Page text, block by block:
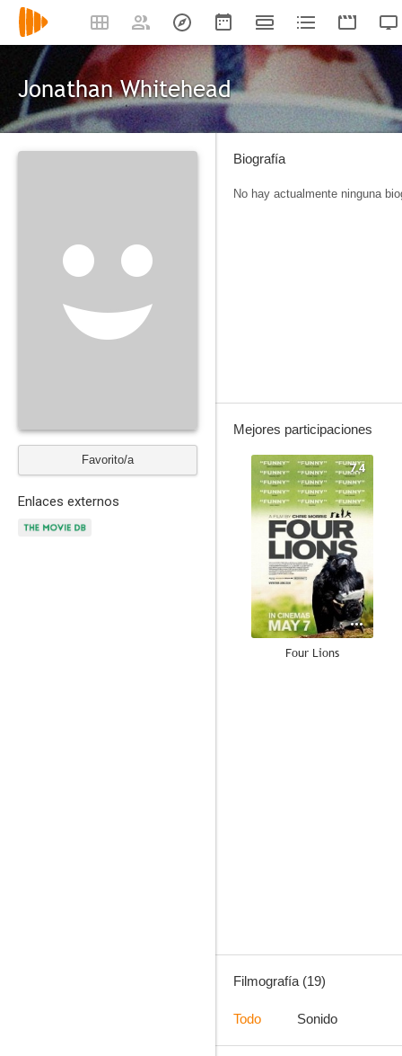
Jonathan Whitehead
Favorito/a
Enlaces externos
Biografía
No hay actualmente ninguna
Mejores participaciones
7.4
Four Lions
Filmografía (19)
Todo Sonido